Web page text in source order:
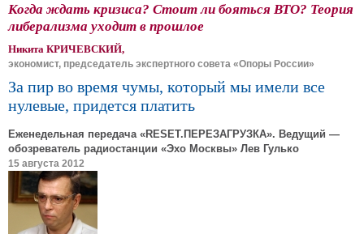
Когда ждать кризиса? Стоит ли бояться ВТО? Теория
либерализма уходит в прошлое
Никита КРИЧЕВСКИЙ,
экономист, председатель экспертного совета «Опоры России»
За пир во время чумы, который мы имели все
нулевые, придется платить
Еженедельная передача «RESET.ПЕРЕЗАГРУЗКА». Ведущий —
обозреватель радиостанции «Эхо Москвы» Лев Гулько
15 августа 2012